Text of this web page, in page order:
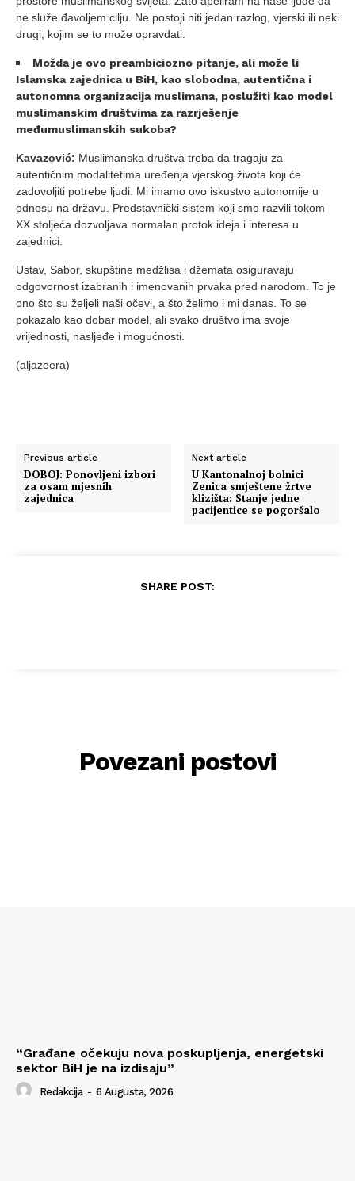
ne služe đavoljem cilju. Ne postoji niti jedan razlog, vjerski ili neki
drugi, kojim se to može opravdati.
Možda je ovo preambiciozno pitanje, ali može li
Islamska zajednica u BiH, kao slobodna, autentična i
autonomna organizacija muslimana, poslužiti kao model
muslimanskim društvima za razrješenje
međumuslimanskih sukoba?
Kavazović: Muslimanska društva treba da tragaju za
autentičnim modalitetima uređenja vjerskog života koji će
zadovoljiti potrebe ljudi. Mi imamo ovo iskustvo autonomije u
odnosu na državu. Predstavnički sistem koji smo razvili tokom
XX stoljeća dozvoljava normalan protok ideja i interesa u
zajednici.
Ustav, Sabor, skupštine medžlisa i džemata osiguravaju
odgovornost izabranih i imenovanih prvaka pred narodom. To je
ono što su željeli naši očevi, a što želimo i mi danas. To se
pokazalo kao dobar model, ali svako društvo ima svoje
vrijednosti, nasljeđe i mogućnosti.
(aljazeera)
Previous article
DOBOJ: Ponovljeni izbori
za osam mjesnih
zajednica
Next article
U Kantonalnoj bolnici
Zenica smještene žrtve
klizišta: Stanje jedne
pacijentice se pogoršalo
SHARE POST:
Povezani postovi
“Građane očekuju nova poskupljenja, energetski
sektor BiH je na izdisaju”
Redakcija - 6 Augusta, 2026